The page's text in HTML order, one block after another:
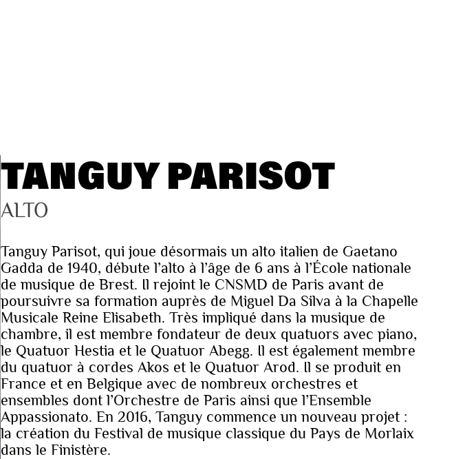
TANGUY PARISOT
ALTO
Tanguy Parisot, qui joue désormais un alto italien de Gaetano
Gadda de 1940, débute l’alto à l’âge de 6 ans à l’École nationale
de musique de Brest. Il rejoint le CNSMD de Paris avant de
poursuivre sa formation auprès de Miguel Da Silva à la Chapelle
Musicale Reine Elisabeth. Très impliqué dans la musique de
chambre, il est membre fondateur de deux quatuors avec piano,
le Quatuor Hestia et le Quatuor Abegg. Il est également membre
du quatuor à cordes Akos et le Quatuor Arod. Il se produit en
France et en Belgique avec de nombreux orchestres et
ensembles dont l’Orchestre de Paris ainsi que l’Ensemble
Appassionato. En 2016, Tanguy commence un nouveau projet :
la création du Festival de musique classique du Pays de Morlaix
dans le Finistère.